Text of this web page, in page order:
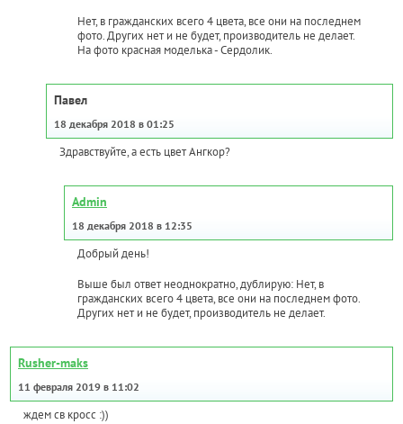
Нет, в гражданских всего 4 цвета, все они на последнем
фото. Других нет и не будет, производитель не делает.
На фото красная моделька - Сердолик.
Павел
18 декабря 2018 в 01:25
Здравствуйте, а есть цвет Ангкор?
Admin
18 декабря 2018 в 12:35
Добрый день!
Выше был ответ неоднократно, дублирую: Нет, в
гражданских всего 4 цвета, все они на последнем фото.
Других нет и не будет, производитель не делает.
Rusher-maks
11 февраля 2019 в 11:02
ждем св кросс :))